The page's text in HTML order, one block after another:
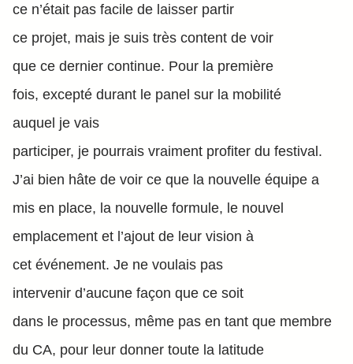
ce n’était pas facile de laisser partir
ce projet, mais je suis très content de voir
que ce dernier continue. Pour la première
fois, excepté durant le panel sur la mobilité
auquel je vais
participer, je pourrais vraiment profiter du festival.
J’ai bien hâte de voir ce que la nouvelle équipe a
mis en place, la nouvelle formule, le nouvel
emplacement et l’ajout de leur vision à
cet événement. Je ne voulais pas
intervenir d’aucune façon que ce soit
dans le processus, même pas en tant que membre
du CA, pour leur donner toute la latitude